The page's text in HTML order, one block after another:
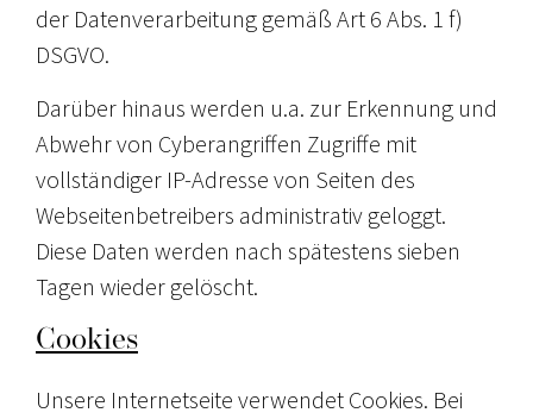
der Datenverarbeitung gemäß Art 6 Abs. 1 f)
DSGVO.
Darüber hinaus werden u.a. zur Erkennung und
Abwehr von Cyberangriffen Zugriffe mit
vollständiger IP-Adresse von Seiten des
Webseitenbetreibers administrativ geloggt.
Diese Daten werden nach spätestens sieben
Tagen wieder gelöscht.
Cookies
Unsere Internetseite verwendet Cookies. Bei